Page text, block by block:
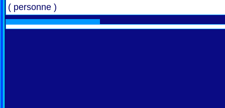
( personne )